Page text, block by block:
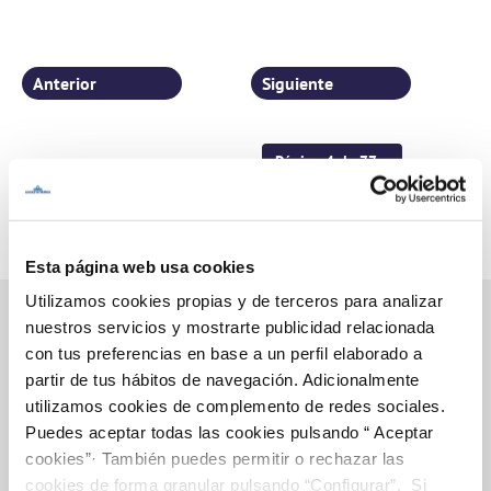
Esta página web usa cookies
Utilizamos cookies propias y de terceros para analizar
nuestros servicios y mostrarte publicidad relacionada
con tus preferencias en base a un perfil elaborado a
partir de tus hábitos de navegación. Adicionalmente
utilizamos cookies de complemento de redes sociales.
Puedes aceptar todas las cookies pulsando “ Aceptar
cookies”· También puedes permitir o rechazar las
cookies de forma granular pulsando “Configurar”. Si
Página 4 de 77
Anterior Siguiente
Inicio
Gestiones Online